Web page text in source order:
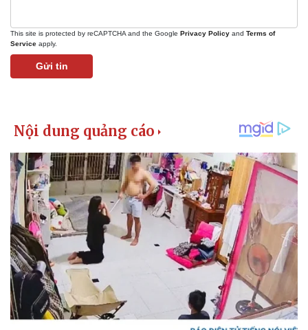
This site is protected by reCAPTCHA and the Google Privacy Policy and Terms of
Service apply.
Gửi tin